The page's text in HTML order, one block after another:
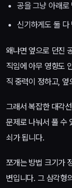
공을 그냥 아래로
신기하게도 둘 다
왜냐면 옆으로 던진
직임에 아무 영향도
직 중력이 정하고,
그래서 복잡한 대각
문제로 나눠서 풀 수
쇠가 됩니다.
쪼개는 방법 크기가
변입니다. 그 삼각형